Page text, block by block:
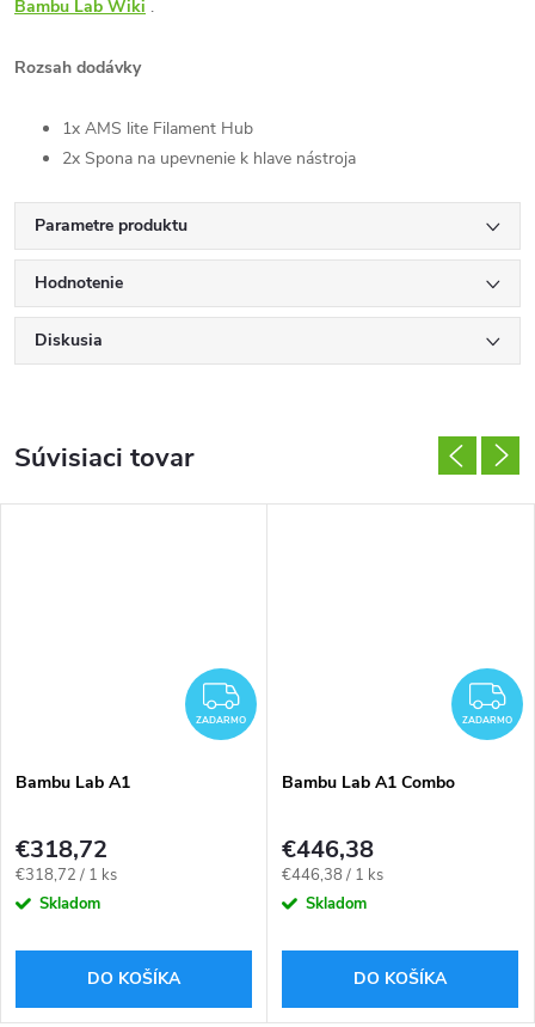
Bambu Lab Wiki .
Rozsah dodávky
1x AMS lite Filament Hub
2x Spona na upevnenie k hlave nástroja
Parametre produktu
Hodnotenie
Diskusia
Súvisiaci tovar
ZADARMO
ZADARMO
Bambu Lab A1
€318,72
Jednotková
cena:
€318,72 / 1 ks
Skladom
DO KOŠÍKA
ZADARMO
Bambu Lab A1 Combo
€446,38
Jednotková
cena:
€446,38 / 1 ks
Skladom
DO KOŠÍKA